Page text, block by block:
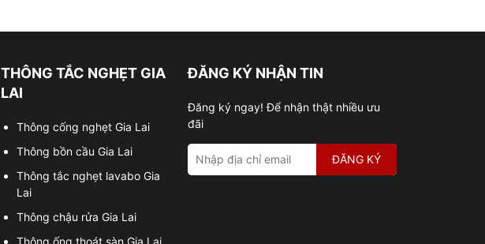
THÔNG TẮC NGHẸT GIA
LAI
Thông cống nghẹt Gia Lai
Thông bồn cầu Gia Lai
Thông tắc nghẹt lavabo Gia
Lai
Thông chậu rửa Gia Lai
Thông ống thoát sàn Gia Lai
ĐĂNG KÝ NHẬN TIN
Đăng ký ngay! Để nhận thật nhiều ưu
đãi
ĐĂNG KÝ